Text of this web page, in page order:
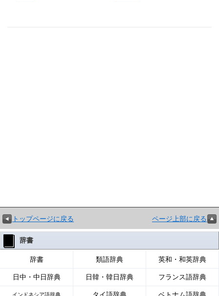
トップページに戻る ページ上部に戻る
辞書
辞書 類語辞典 英和・和英辞典
日中・中日辞典 日韓・韓日辞典 フランス語辞典
インドネシア語辞典